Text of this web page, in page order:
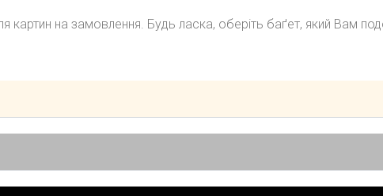
картин на замовлення. Будь ласка, оберіть баґет, який Вам